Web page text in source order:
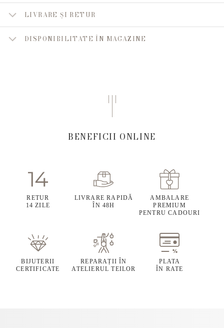
LIVRARE ȘI RETUR
DISPONIBILITATE ÎN MAGAZINE
BENEFICII ONLINE
RETUR
14 ZILE
LIVRARE RAPIDĂ
ÎN 48H
AMBALARE
PREMIUM
PENTRU CADOURI
BIJUTERII
CERTIFICATE
REPARAȚII ÎN
ATELIERUL TEILOR
PLATA
ÎN RATE